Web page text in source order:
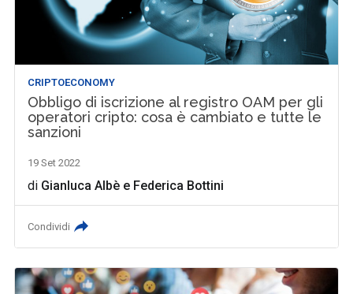
CRIPTOECONOMY
Obbligo di iscrizione al registro OAM per gli
operatori cripto: cosa è cambiato e tutte le
sanzioni
19 Set 2022
di Gianluca Albè e Federica Bottini
Condividi